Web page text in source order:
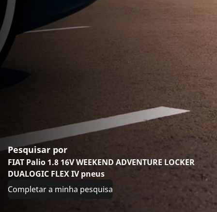
Pesquisar por
FIAT Palio 1.8 16V WEEKEND ADVENTURE LOCKER
DUALOGIC FLEX IV pneus
Completar a minha pesquisa